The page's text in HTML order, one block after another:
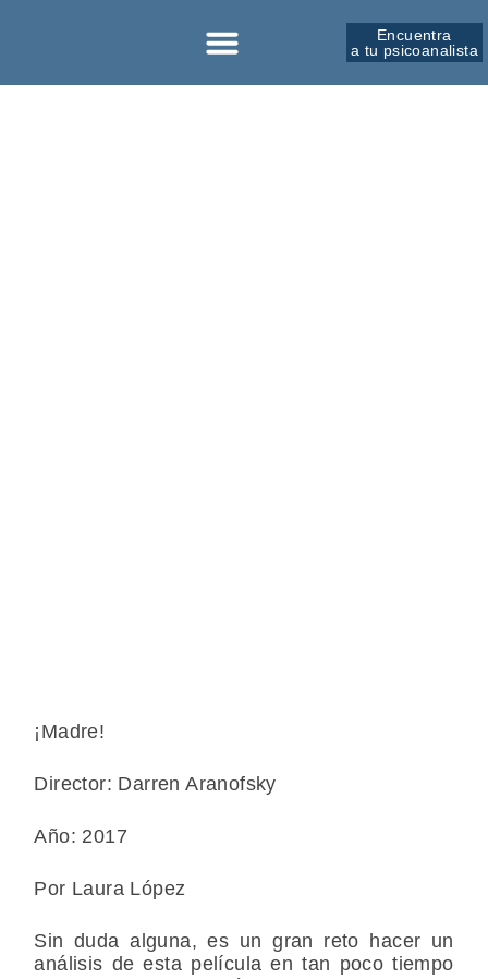
Encuentra
a tu psicoanalista
¡Madre!
Director: Darren Aranofsky
Año: 2017
Por Laura López
Sin duda alguna, es un gran reto hacer un
análisis de esta película en tan poco tiempo